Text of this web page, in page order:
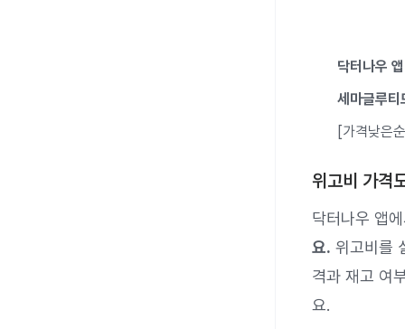
닥터나우
세마글루티
[가격낮은
위고비 가격
닥터나우 앱
요. 위고비를
격과 재고 여
요.